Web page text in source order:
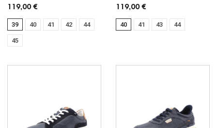
119,00 €
39 40 41 42 44
45
119,00 €
40 41 43 44